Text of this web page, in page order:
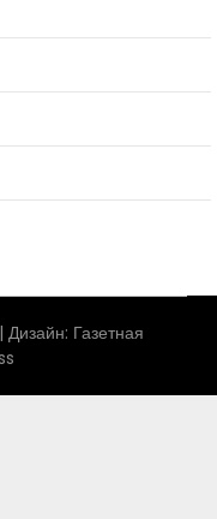
| Дизайн: Газетная